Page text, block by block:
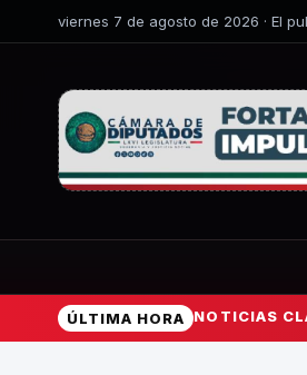
viernes 7 de agosto de 2026 · El
ÚLTIMA HORA NOTICIAS